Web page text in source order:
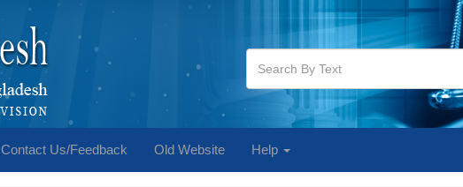
Contact Us/Feedback Old Website Help